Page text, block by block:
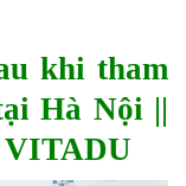
khi tham
Hà Nội ||
VITADU